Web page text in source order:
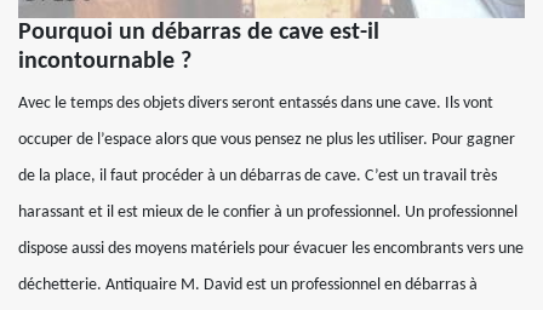
Pourquoi un débarras de cave est-il
incontournable ?
Avec le temps des objets divers seront entassés dans une cave. Ils vont
occuper de l’espace alors que vous pensez ne plus les utiliser. Pour gagner
de la place, il faut procéder à un débarras de cave. C’est un travail très
harassant et il est mieux de le confier à un professionnel. Un professionnel
dispose aussi des moyens matériels pour évacuer les encombrants vers une
déchetterie. Antiquaire M. David est un professionnel en débarras à